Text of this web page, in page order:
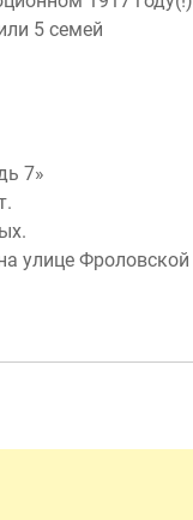
5 семей
7»
улице Фроловской